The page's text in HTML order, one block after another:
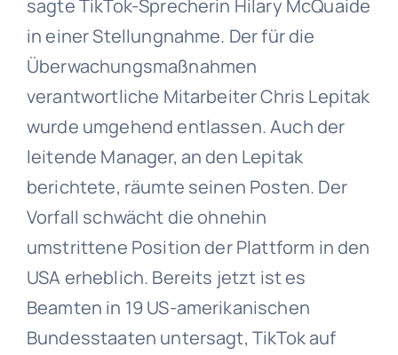
sagte TikTok-Sprecherin Hilary McQuaide
in einer Stellungnahme. Der für die
Überwachungsmaßnahmen
verantwortliche Mitarbeiter Chris Lepitak
wurde umgehend entlassen. Auch der
leitende Manager, an den Lepitak
berichtete, räumte seinen Posten. Der
Vorfall schwächt die ohnehin
umstrittene Position der Plattform in den
USA erheblich. Bereits jetzt ist es
Beamten in 19 US-amerikanischen
Bundesstaaten untersagt, TikTok auf